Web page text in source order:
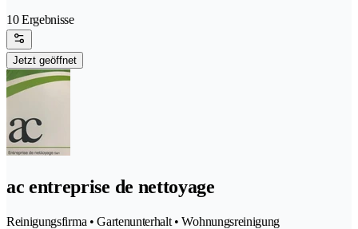
10 Ergebnisse
Jetzt geöffnet
ac entreprise de nettoyage
Reinigungsfirma • Gartenunterhalt • Wohnungsreinigung